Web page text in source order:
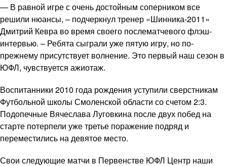
— В равной игре с очень достойным соперником все
решили нюансы, – подчеркнул тренер «Шинника-2011»
Дмитрий Кевра во время своего послематчевого флэш-
интервью. – Ребята сыграли уже пятую игру, но по-
прежнему присутствует волнение. Это первый наш сезон в
ЮФЛ, чувствуется ажиотаж.
Воспитанники 2010 года рождения уступили сверстникам
Футбольной школы Смоленской области со счетом 2:3.
Подопечные Вячеслава Луговкина после двух побед на
старте потерпели уже третье поражение подряд и
переместились на девятое место.
Свои следующие матчи в Первенстве ЮФЛ Центр наши